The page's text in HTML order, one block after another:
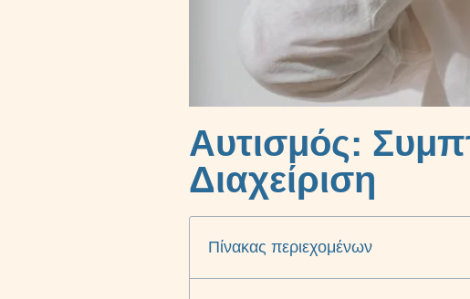
Αυτισμός:
Διαχείριση
Πίνακας περιεχομένων